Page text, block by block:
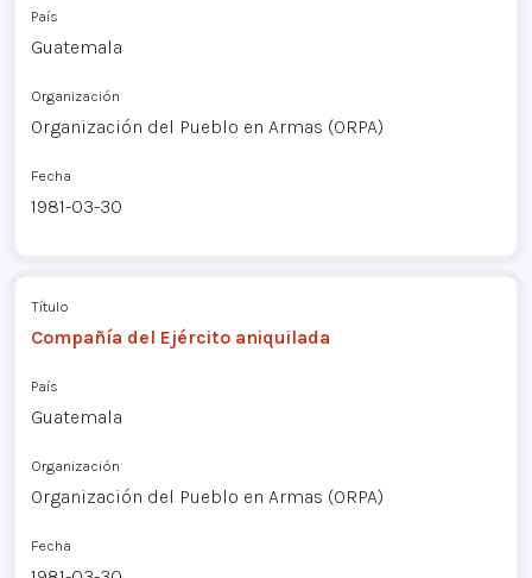
País
Guatemala
Organización
Organización del Pueblo en Armas (ORPA)
Fecha
1981-03-30
Título
Compañía del Ejército aniquilada
País
Guatemala
Organización
Organización del Pueblo en Armas (ORPA)
Fecha